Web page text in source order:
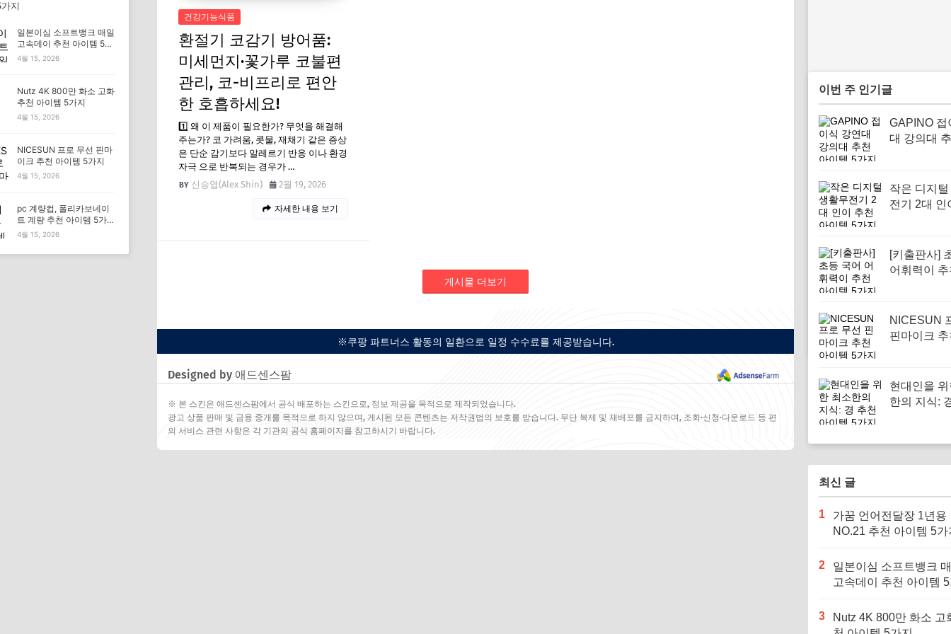
건강기능식품
환절기 코감기 방어품:
미세먼지·꽃가루 코불편
관리, 코-비프리로 편안
한 호흡하세요!
1️⃣ 왜 이 제품이 필요한가? 무엇을 해결해
주는가? 코 가려움, 콧물, 재채기 같은 증상
은 단순 감기보다 알레르기 반응 이나 환경
자극 으로 반복되는 경우가 …
신승엽(Alex Shin)
2월 19, 2026
자세한 내용 보기
게시물 더보기
※쿠팡 파트너스 활동의 일환으로 일정 수수료를 제공받습니다.
Designed by 애드센스팜
※ 본 스킨은 애드센스팜에서 공식 배포하는 스킨으로, 정보 제공을 목적으로 제작되었습니다.
광고 상품 판매 및 금융 중개를 목적으로 하지 않으며, 게시된 모든 콘텐츠는 저작권법의 보호를 받습니다. 무단 복제 및 재배포를 금지하며, 조회·신청·다운로드 등 편
의 서비스 관련 사항은 각 기관의 공식 홈페이지를 참고하시기 바랍니다.
이번 주 인기글
GAPINO 접
대 강의대
작은 디지
전기 2대 인
[키출판사]
어휘력이
NICESUN
핀마이크
현대인을
한의 지식:
최신 글
1
가꿈 언어전달장 1년용
NO.21 추천 아이템 5가
2
일본이심 소프트뱅크
고속데이 추천 아이템
3
Nutz 4K 800만 화소 고
지
일본이심 소프트뱅크 매일
고속데이 추천 아이템 5가
지
4월 15, 2026
Nutz 4K 800만 화소 고화
추천 아이템 5가지
4월 15, 2026
NICESUN 프로 무선 핀마
이크 추천 아이템 5가지
4월 15, 2026
pc 계량컵, 폴리카보네이
트 계량 추천 아이템 5가
지
4월 15, 2026